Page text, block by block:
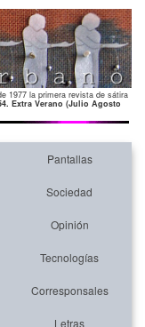
1977 la primera revista de sátira
Extra Verano (Julio Agosto
Pantallas
Sociedad
Opinión
Tecnologías
Corresponsales
Letras